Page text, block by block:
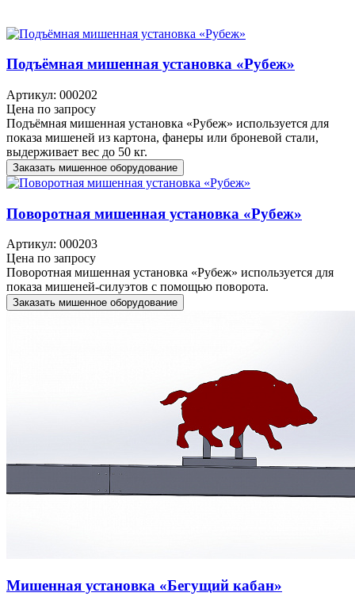
Подъёмная мишенная установка «Рубеж»
Артикул: 000202
Цена по запросу
Подъёмная мишенная установка «Рубеж» используется для
показа мишеней из картона, фанеры или броневой стали,
выдерживает вес до 50 кг.
Заказать мишенное оборудование
Поворотная мишенная установка «Рубеж»
Артикул: 000203
Цена по запросу
Поворотная мишенная установка «Рубеж» используется для
показа мишеней-силуэтов с помощью поворота.
Заказать мишенное оборудование
Мишенная установка «Бегущий кабан»